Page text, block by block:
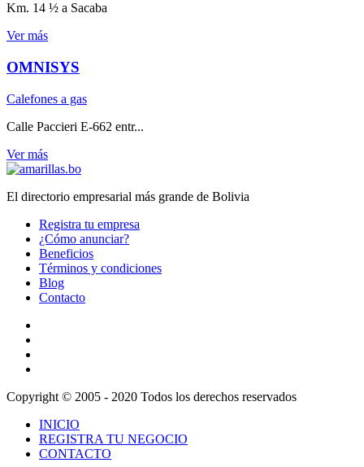
Km. 14 ½ a Sacaba
Ver más
OMNISYS
Calefones a gas
Calle Paccieri E-662 entr...
Ver más
El directorio empresarial más grande de Bolivia
Registra tu empresa
¿Cómo anunciar?
Beneficios
Términos y condiciones
Blog
Contacto
Copyright © 2005 - 2020 Todos los derechos reservados
INICIO
REGISTRA TU NEGOCIO
CONTACTO